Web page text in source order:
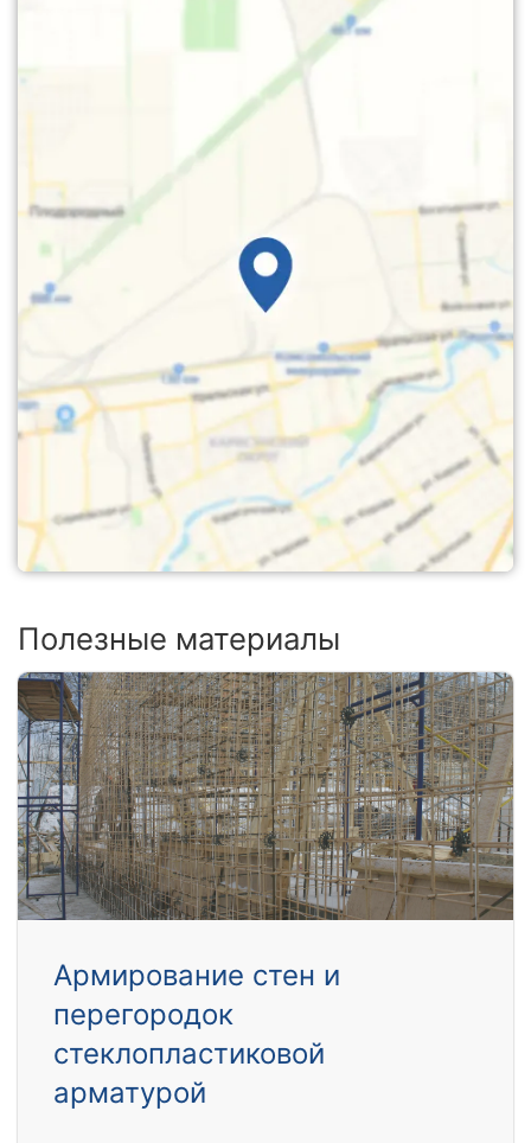
Полезные материалы
Армирование стен и
перегородок
стеклопластиковой
арматурой